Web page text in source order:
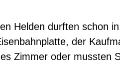
Helden durften schon
der
Zimmer oder mussten